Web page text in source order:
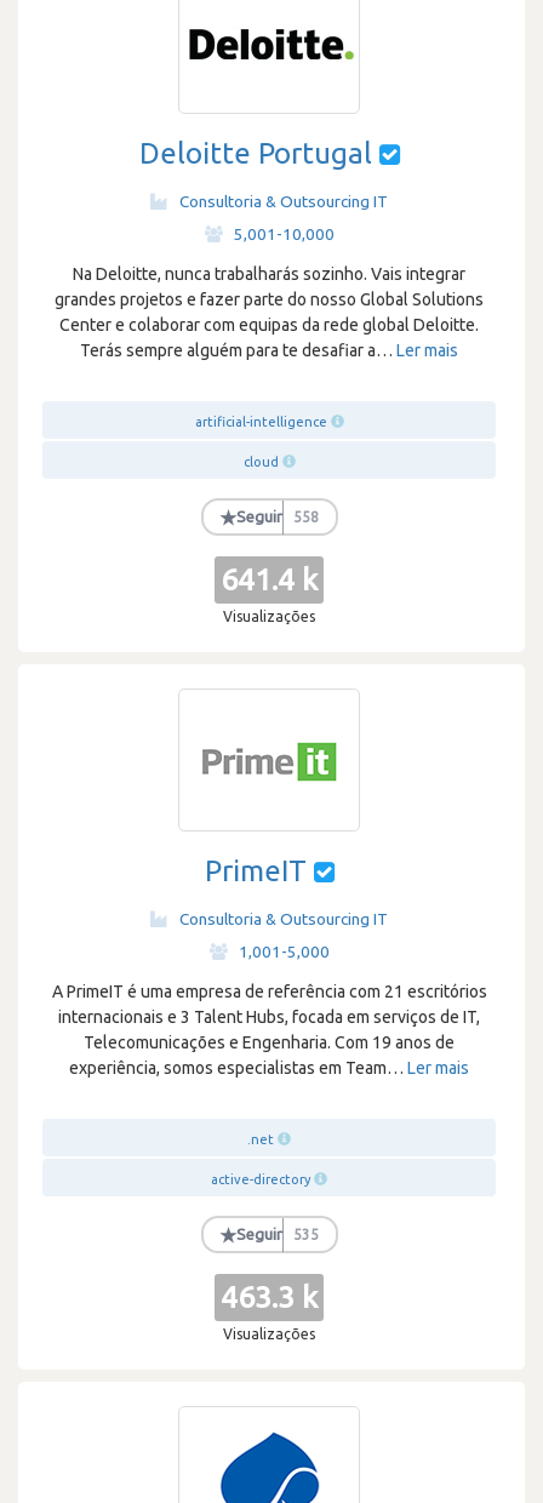
Deloitte Portugal
Consultoria & Outsourcing IT
5,001-10,000
Na Deloitte, nunca trabalharás sozinho. Vais integrar
grandes projetos e fazer parte do nosso Global Solutions
Center e colaborar com equipas da rede global Deloitte.
Terás sempre alguém para te desafiar a… Ler mais
artificial-intelligence
cloud
★Seguir 558
641.4 k
Visualizações
PrimeIT
Consultoria & Outsourcing IT
1,001-5,000
A PrimeIT é uma empresa de referência com 21 escritórios
internacionais e 3 Talent Hubs, focada em serviços de IT,
Telecomunicações e Engenharia. Com 19 anos de
experiência, somos especialistas em Team… Ler mais
.net
active-directory
★Seguir 535
463.3 k
Visualizações